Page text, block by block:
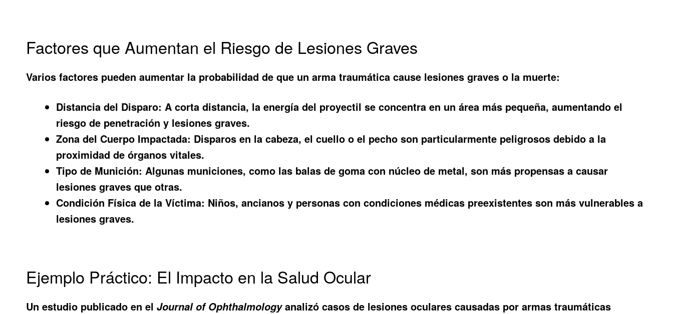
Factores que Aumentan el Riesgo de Lesiones Graves
Varios factores pueden aumentar la probabilidad de que un arma traumática cause lesiones graves o la muerte:
Distancia del Disparo: A corta distancia, la energía del proyectil se concentra en un área más pequeña, aumentando el
riesgo de penetración y lesiones graves.
Zona del Cuerpo Impactada: Disparos en la cabeza, el cuello o el pecho son particularmente peligrosos debido a la
proximidad de órganos vitales.
Tipo de Munición: Algunas municiones, como las balas de goma con núcleo de metal, son más propensas a causar
lesiones graves que otras.
Condición Física de la Víctima: Niños, ancianos y personas con condiciones médicas preexistentes son más vulnerables a
lesiones graves.
Ejemplo Práctico: El Impacto en la Salud Ocular
Un estudio publicado en elJournal of Ophthalmologyanalizó casos de lesiones oculares causadas por armas traumáticas